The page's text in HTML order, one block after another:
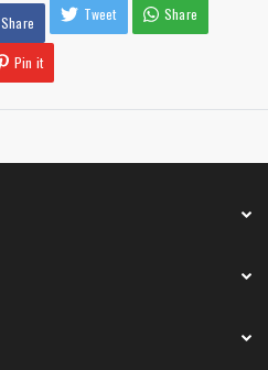
Share Tweet Share
Pin it